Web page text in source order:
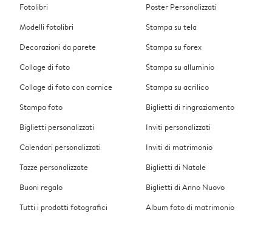
Fotolibri
Modelli fotolibri
Decorazioni da parete
Collage di foto
Collage di foto con cornice
Stampa foto
Biglietti personalizzati
Calendari personalizzati
Tazze personalizzate
Buoni regalo
Tutti i prodotti fotografici
Poster Personalizzati
Stampa su tela
Stampa su forex
Stampa su alluminio
Stampa su acrilico
Biglietti di ringraziamento
Inviti personalizzati
Inviti di matrimonio
Biglietti di Natale
Biglietti di Anno Nuovo
Album foto di matrimonio